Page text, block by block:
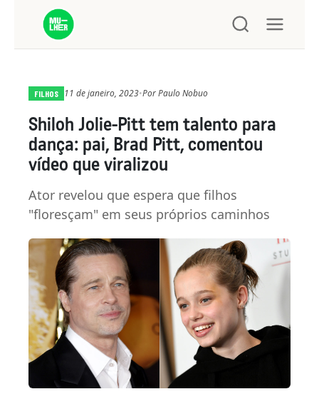
FILHOS 11 de janeiro, 2023•PorPaulo Nobuo
Shiloh Jolie-Pitt tem talento para
dança: pai, Brad Pitt, comentou
vídeo que viralizou
Ator revelou que espera que filhos
"floresçam" em seus próprios caminhos